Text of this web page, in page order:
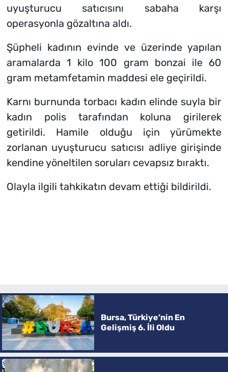
uyuşturucu satıcısını sabaha karşı
operasyonla gözaltına aldı.
Şüpheli kadının evinde ve üzerinde yapılan
aramalarda 1 kilo 100 gram bonzai ile 60
gram metamfetamin maddesi ele geçirildi.
Karnı burnunda torbacı kadın elinde suyla bir
kadın polis tarafından koluna girilerek
getirildi. Hamile olduğu için yürümekte
zorlanan uyuşturucu satıcısı adliye girişinde
kendine yöneltilen soruları cevapsız bıraktı.
Olayla ilgili tahkikatın devam ettiği bildirildi.
Bursa, Türkiye’nin En
Gelişmiş 6. İli Oldu